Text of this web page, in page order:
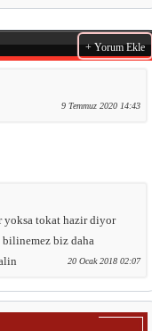
+ Yorum Ekle
9 Temmuz 2020 14:43
yoksa tokat hazir diyor
biz daha
20 Ocak 2018 02:07